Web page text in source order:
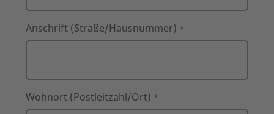
Anschrift (Straße/Hausnummer) *
Wohnort (Postleitzahl/Ort) *